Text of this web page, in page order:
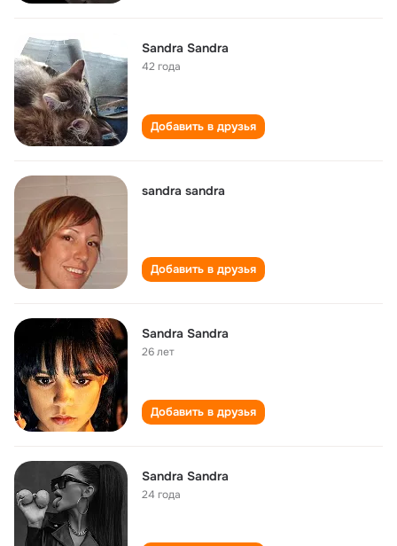
Sandra Sandra
42 года
Добавить в друзья
sandra sandra
Добавить в друзья
Sandra Sandra
26 лет
Добавить в друзья
Sandra Sandra
24 года